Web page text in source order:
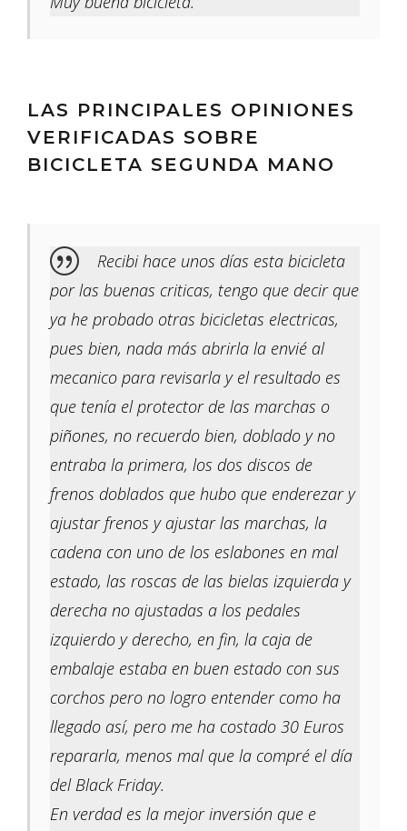
LAS PRINCIPALES OPINIONES
VERIFICADAS SOBRE
BICICLETA SEGUNDA MANO
Recibi hace unos días esta bicicleta
por las buenas criticas, tengo que decir que
ya he probado otras bicicletas electricas,
pues bien, nada más abrirla la envié al
mecanico para revisarla y el resultado es
que tenía el protector de las marchas o
piñones, no recuerdo bien, doblado y no
entraba la primera, los dos discos de
frenos doblados que hubo que enderezar y
ajustar frenos y ajustar las marchas, la
cadena con uno de los eslabones en mal
estado, las roscas de las bielas izquierda y
derecha no ajustadas a los pedales
izquierdo y derecho, en fin, la caja de
embalaje estaba en buen estado con sus
corchos pero no logro entender como ha
llegado así, pero me ha costado 30 Euros
repararla, menos mal que la compré el día
del Black Friday.
En verdad es la mejor inversión que e